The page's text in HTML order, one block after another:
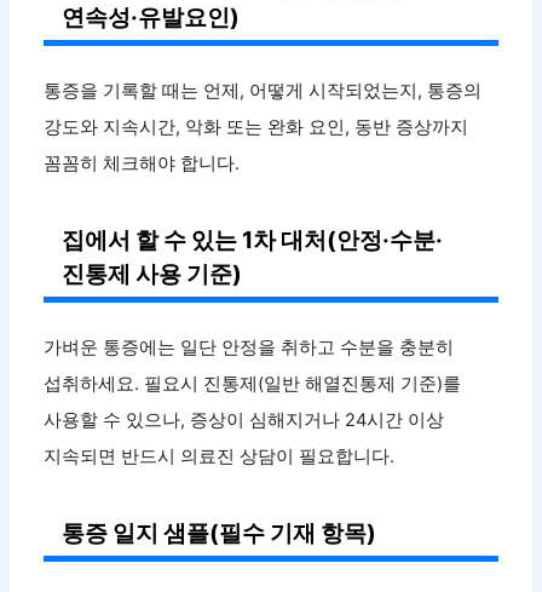
연속성·유발요인)
통증을 기록할 때는 언제, 어떻게 시작되었는지, 통증의
강도와 지속시간, 악화 또는 완화 요인, 동반 증상까지
꼼꼼히 체크해야 합니다.
집에서 할 수 있는 1차 대처(안정·수분·
진통제 사용 기준)
가벼운 통증에는 일단 안정을 취하고 수분을 충분히
섭취하세요. 필요시 진통제(일반 해열진통제 기준)를
사용할 수 있으나, 증상이 심해지거나 24시간 이상
지속되면 반드시 의료진 상담이 필요합니다.
통증 일지 샘플(필수 기재 항목)